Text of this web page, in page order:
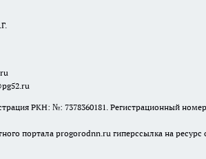
РКН: №: 7378360181. Регистрационный
портала progorodnn.ru гиперссылка на ресурс